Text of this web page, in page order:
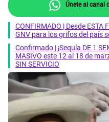
Únete al canal
CONFIRMADO | Desde ESTA
GNV para los grifos del país
Confirmado | ¡Sequía DE 1
MASIVO este 12 al 18 de
SIN SERVICIO